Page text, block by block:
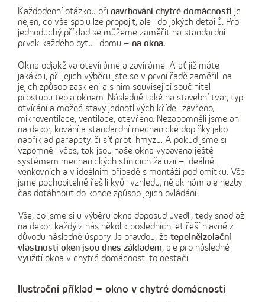
Každodenní otázkou při navrhování chytré domácnosti je
nejen, co vše spolu lze propojit, ale i do jakých detailů. Pro
jednoduchý příklad se můžeme zaměřit na standardní
prvek každého bytu i domu – na okna.
Okna odjakživa otevíráme a zavíráme. A ať již máte
jakákoli, při jejich výběru jste se v první řadě zaměřili na
jejich způsob zasklení a s ním související součinitel
prostupu tepla oknem. Následně také na stavební tvar, typ
otvírání a možné stavy jednotlivých křídel: zavřeno,
mikroventilace, ventilace, otevřeno. Nezapomněli jsme ani
na dekor, kování a standardní mechanické doplňky jako
například parapety, či síť proti hmyzu. A pokud jsme si
vzpomněli včas, tak jsou naše okna vybavena ještě
systémem mechanických stínicích žaluzií – ideálně
venkovních a v ideálním případě s montáží pod omítku. Vše
jsme pochopitelně řešili kvůli vzhledu, nějak nám ale nezbyl
čas dotáhnout do konce způsob jejich ovládání.
Vše, co jsme si u výběru okna doposud uvedli, tedy snad až
na dekor, každý z nás několik posledních let řeší hlavně z
důvodu následné úspory. Je pravdou, že tepelněizolační
vlastnosti oken jsou dnes základem, ale pro následné
využití okna v chytré domácnosti to nestačí.
Ilustrační příklad – okno v chytré domácnosti